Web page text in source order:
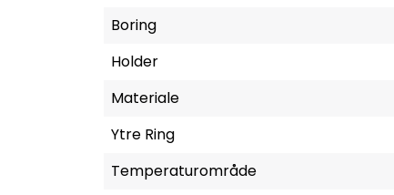
Boring
Holder
Materiale
Ytre Ring
Temperaturområde